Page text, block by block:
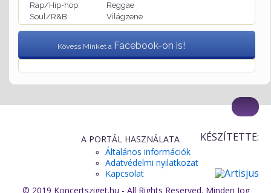
Rap/Hip-hop
Reggae
Soul/R&B
Világzene
Kövess Minket a Facebook-on is!
© 2019 Koncertsziget.hu - All Rights Reserved. Minden Jog
A PORTÁL HASZNÁLATA
Általános információk
Adatvédelmi nyilatkozat
Kapcsolat
KÉSZÍTETTE: